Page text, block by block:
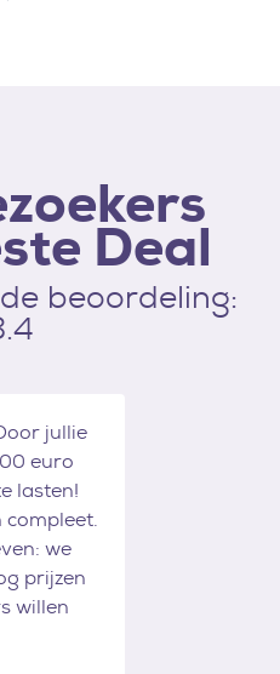
Deal
beoordeling:
jullie
euro
lasten!
compleet.
we
prijzen
willen